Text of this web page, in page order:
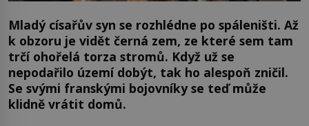
Mladý císařův syn se rozhlédne po spáleništi. Až
k obzoru je vidět černá zem, ze které sem tam
trčí ohořelá torza stromů. Když už se
nepodařilo území dobýt, tak ho alespoň zničil.
Se svými franskými bojovníky se teď může
klidně vrátit domů.